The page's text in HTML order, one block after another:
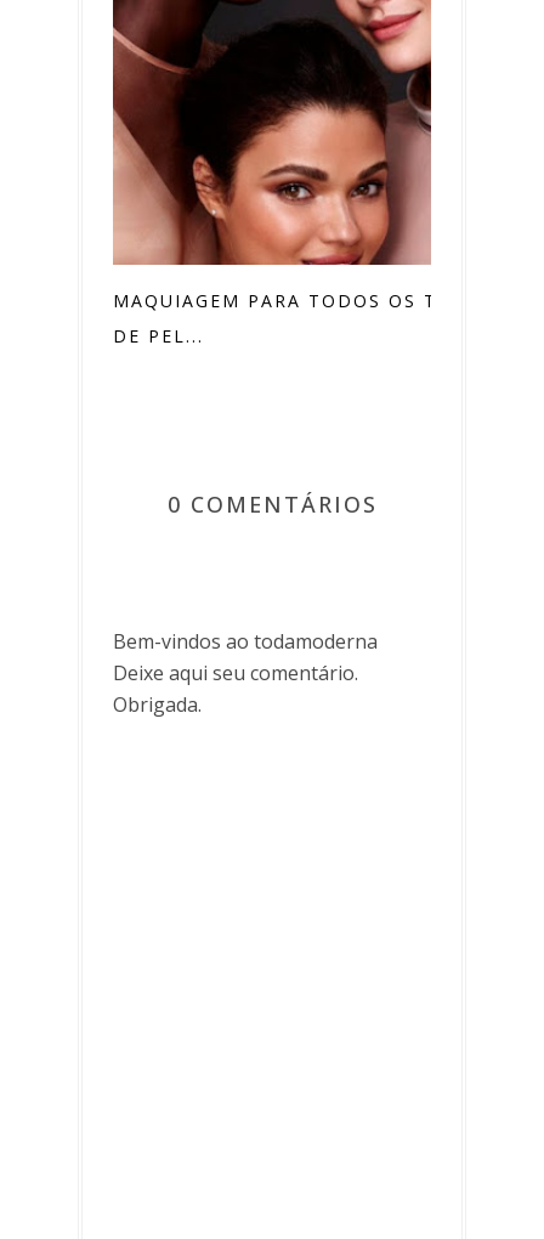
MAQUIAGEM PARA TODOS OS TONS
DE PEL...
0 COMENTÁRIOS
Bem-vindos ao todamoderna
Deixe aqui seu comentário.
Obrigada.